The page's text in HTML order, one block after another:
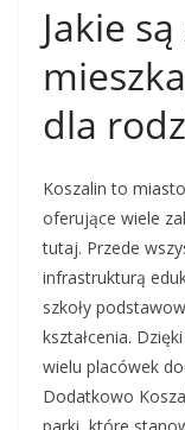
Jakie
dla
Koszalin to
oferujące wiele
tutaj. Przede
infrastrukturą
szkoły
kształcenia.
wielu placówek
Dodatkowo